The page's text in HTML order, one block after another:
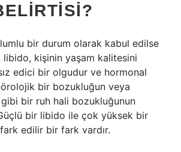
bir durum olarak kabul edilse
libido, kişinin yaşam kalitesini
edici bir olgudur ve hormonal
bir bozukluğun veya
bir ruh hali bozukluğunun
bir libido ile çok yüksek bir
edilir bir fark vardır.